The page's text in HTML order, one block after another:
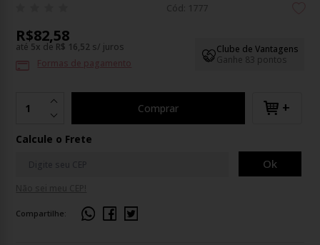
Cód: 1777
Clube de Vantagens
Ganhe 83 pontos
R$82,58
até 5x de R$ 16,52 s/ juros
Formas de pagamento
Comprar +
Calcule o Frete
Ok
Compartilhe: